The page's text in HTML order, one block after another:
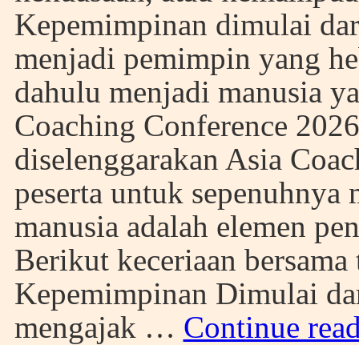
Kepemimpinan dimulai
menjadi pemimpin yang
dahulu menjadi manusia
Coaching Conference
diselenggarakan Asia
peserta untuk sepenuhnya
manusia adalah elemen
Berikut keceriaan
Kepemimpinan Dimulai
mengajak … Continue